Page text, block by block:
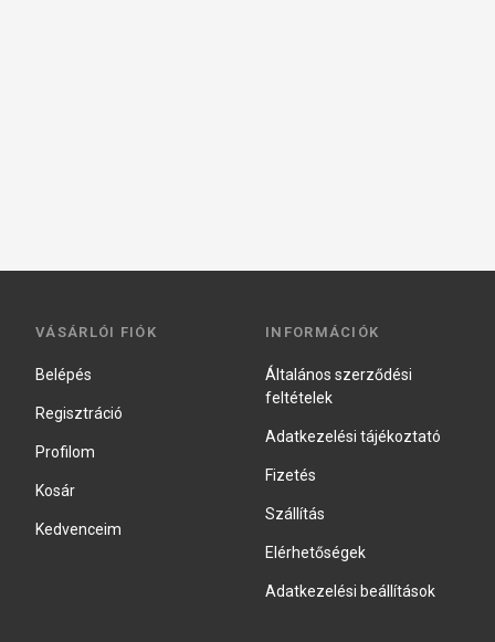
VÁSÁRLÓI FIÓK
Belépés
Regisztráció
Profilom
Kosár
Kedvenceim
INFORMÁCIÓK
Általános szerződési
feltételek
Adatkezelési tájékoztató
Fizetés
Szállítás
Elérhetőségek
Adatkezelési beállítások